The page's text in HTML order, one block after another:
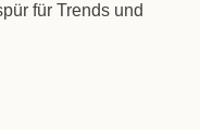
für Trends und